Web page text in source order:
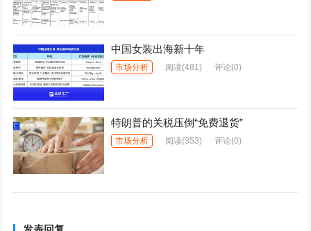
中国女装出海新十年
市场分析 阅读(481) 评论(0)
特朗普的关税压倒“免费退货”
市场分析 阅读(353) 评论(0)